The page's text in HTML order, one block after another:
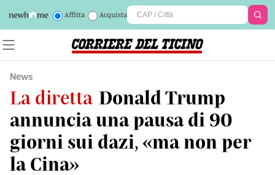
Affitta Acquista
News
La diretta Donald Trump
annuncia una pausa di 90
giorni sui dazi, «ma non per
la Cina»